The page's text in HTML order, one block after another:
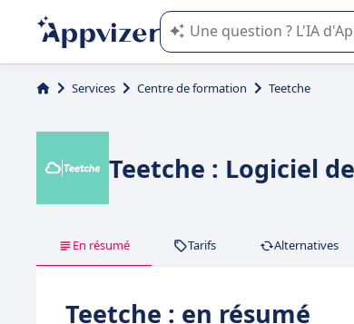
L'IA de Appvizer vous
Services Centre de formation Teetche
Teetche : Logiciel
En résumé Tarifs Alternatives
Teetche : en résumé